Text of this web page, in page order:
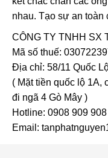
nhau. Tạo sự an toàn
CÔNG TY TNHH SX
Mã số thuế:
Địa chỉ: 58/11 Quốc
( Mặt tiền quốc lộ 1A,
đi ngã 4 Gò Mây )
Hotline: 0908 909
Email: